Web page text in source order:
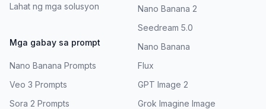
Lahat ng mga solusyon
Mga gabay sa prompt
Nano Banana Prompts
Veo 3 Prompts
Sora 2 Prompts
Nano Banana 2
Seedream 5.0
Nano Banana
Flux
GPT Image 2
Grok Imagine Image